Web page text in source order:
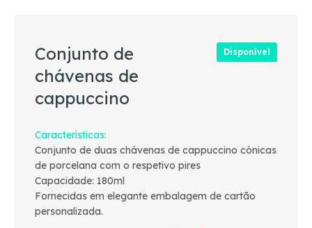
Conjunto de
chávenas de
cappuccino
Disponível
Características
Conjunto de duas chávenas de cappuccino cónicas
de porcelana com o respetivo pires
Capacidade: 180ml
Fornecidas em elegante embalagem de cartão
personalizada.